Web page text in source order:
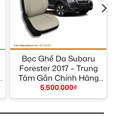
Bọc Ghế Da Subaru
Forester 2017 – Trung
Tâm Gắn Chính Hãng
Giá Tốt TPHCM
5.500.000₫